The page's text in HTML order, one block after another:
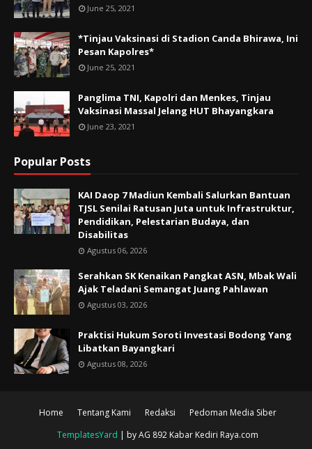
June 25, 2021
*Tinjau Vaksinasi di Stadion Canda Bhirawa, Ini
Pesan Kapolres*
June 25, 2021
Panglima TNI, Kapolri dan Menkes, Tinjau
Vaksinasi Massal Jelang HUT Bhayangkara
June 23, 2021
Popular Posts
KAI Daop 7 Madiun Kembali Salurkan Bantuan
TJSL Senilai Ratusan Juta untuk Infrastruktur,
Pendidikan, Pelestarian Budaya, dan
Disabilitas
Agustus 06, 2026
Serahkan SK Kenaikan Pangkat ASN, Mbak Wali
Ajak Teladani Semangat Juang Pahlawan
Agustus 03, 2026
Praktisi Hukum Soroti Investasi Bodong Yang
Libatkan Bayangkari
Agustus 08, 2026
Home Tentang Kami Redaksi
Pedoman Media Siber
TemplatesYard | by AG 892 Kabar Kediri Raya.com